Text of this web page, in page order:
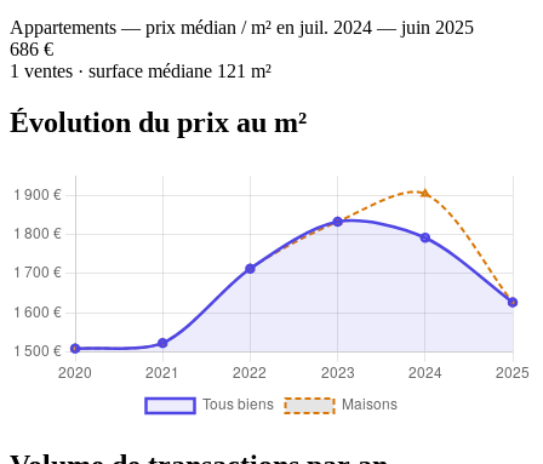
Appartements — prix médian / m² en juil. 2024 — juin 2025
686 €
1 ventes · surface médiane 121 m²
Évolution du prix au m²